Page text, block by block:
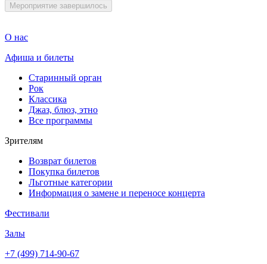
Мероприятие завершилось
О нас
Афиша и билеты
Старинный орган
Рок
Классика
Джаз, блюз, этно
Все программы
Зрителям
Возврат билетов
Покупка билетов
Льготные категории
Информация о замене и переносе концерта
Фестивали
Залы
+7 (499) 714-90-67